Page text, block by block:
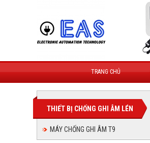
TRANG CHỦ
THIẾT BỊ CHỐNG GHI ÂM LÉN
MÁY CHỐNG GHI ÂM T9